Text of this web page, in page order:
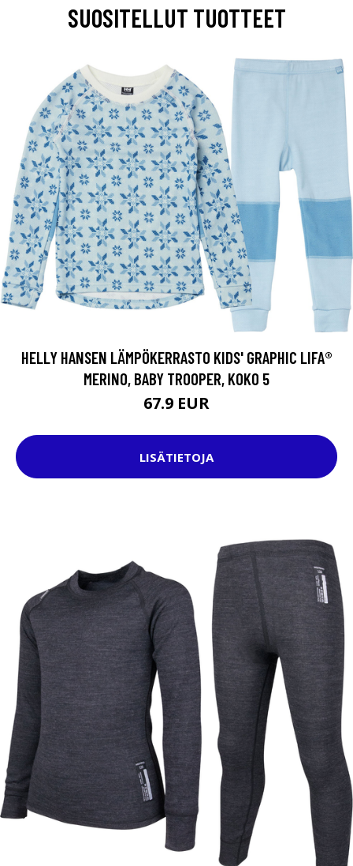
SUOSITELLUT TUOTTEET
HELLY HANSEN LÄMPÖKERRASTO KIDS' GRAPHIC LIFA®
MERINO, BABY TROOPER, KOKO 5
67.9 EUR
LISÄTIETOJA